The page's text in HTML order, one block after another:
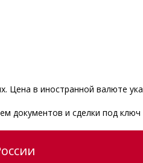
Цена в иностранной валюте
документов и сделки под ключ